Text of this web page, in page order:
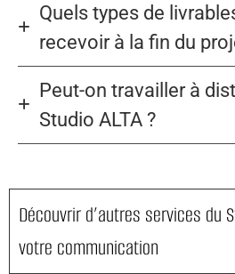
Quels types de
recevoir à la fin du
Peut-on travailler à
Studio ALTA ?
Découvrir d’autres services du
votre communication